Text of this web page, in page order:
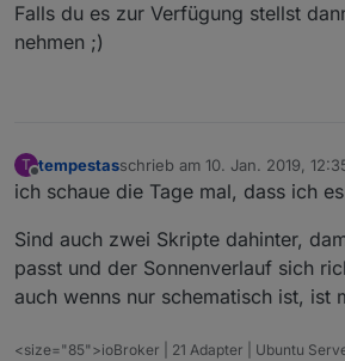
Falls du es zur Verfügung stellst
nehmen ;)
T
Offline
tempestasschrieb am 10. Jan. 2019,
zuletzt editiert von
ich schaue die Tage mal, dass ich
Sind auch zwei Skripte dahinter,
passt und der Sonnenverlauf sich
auch wenns nur schematisch ist, ist
<size="85">ioBroker | 21 Adapter | Ubuntu